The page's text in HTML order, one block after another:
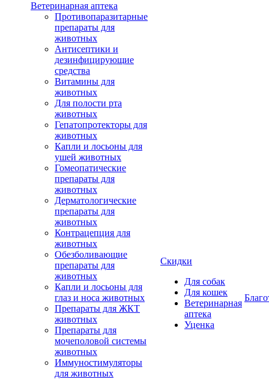
Ветеринарная аптека
Противопаразитарные
препараты для
животных
Антисептики и
дезинфицирующие
средства
Витамины для
животных
Для полости рта
животных
Гепатопротекторы для
животных
Капли и лосьоны для
ушей животных
Гомеопатические
препараты для
животных
Дерматологические
препараты для
животных
Контрацепция для
животных
Обезболивающие
препараты для
животных
Капли и лосьоны для
глаз и носа животных
Препараты для ЖКТ
животных
Препараты для
мочеполовой системы
животных
Иммуностимуляторы
для животных
Скидки
Для собак
Для кошек
Ветеринарная
аптека
Уценка